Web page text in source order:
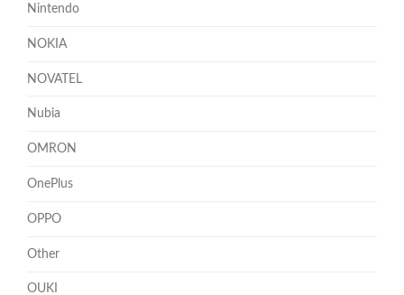
Nintendo
NOKIA
NOVATEL
Nubia
OMRON
OnePlus
OPPO
Other
OUKI